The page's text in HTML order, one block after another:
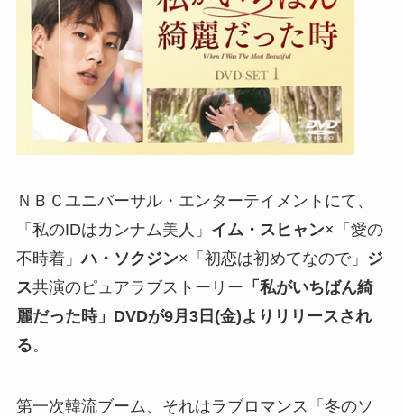
ＮＢＣユニバーサル・エンターテイメントにて、
「私のIDはカンナム美人」 イム・スヒャン×「愛の
不時着」ハ・ソクジン×「初恋は初めてなので」 ジ
ス共演のピュアラブストーリー 「私がいちばん綺
麗だった時」DVDが9月3日(金)よりリリースされ
る。
第一次韓流ブーム、それはラブロマンス「冬のソ